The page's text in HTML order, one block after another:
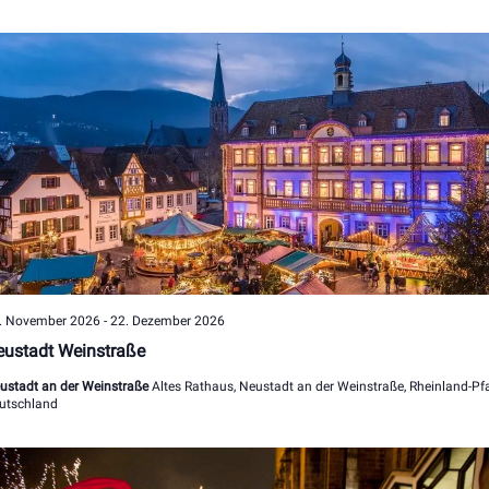
Weinstraße
November 2026- 22. Dezember 2026
an der WeinstraßeAltes Rathaus, Neustadt an der Weinstraße, Rheinland-